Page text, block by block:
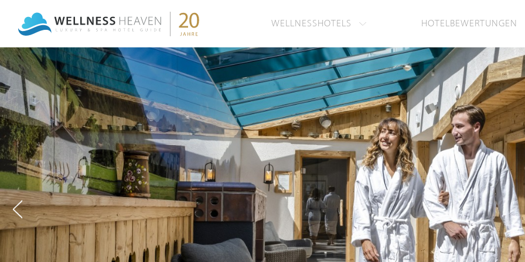
WELLNESSHOTELS HOTELBEWERTUNGEN